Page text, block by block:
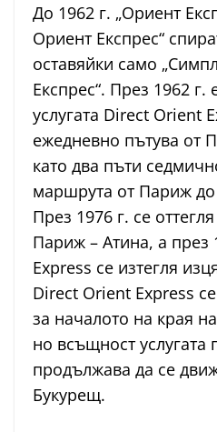
До 1962 г. „Ориент
Ориент Експрес“
оставяйки само
Експрес“. През 1962 г.
услугата Direct Orient
ежедневно пътува от
като два пъти
маршрута от Париж
През 1976 г. се
Париж – Атина, а през
Express се изтегля
Direct Orient Express
за началото на края
но всъщност услугата
продължава да се
Букурещ.